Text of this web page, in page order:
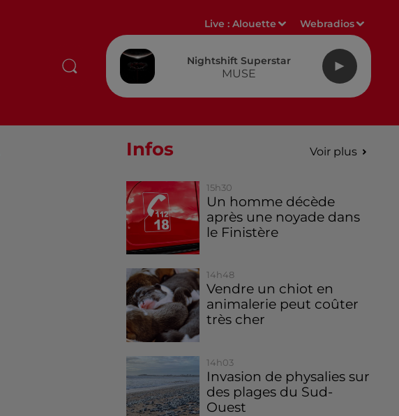
Live :Alouette Webradios
Nightshift Superstar
MUSE
Infos Voir plus
15h30
Un homme décède
après une noyade dans
le Finistère
14h48
Vendre un chiot en
animalerie peut coûter
très cher
14h03
Invasion de physalies sur
des plages du Sud-
Ouest